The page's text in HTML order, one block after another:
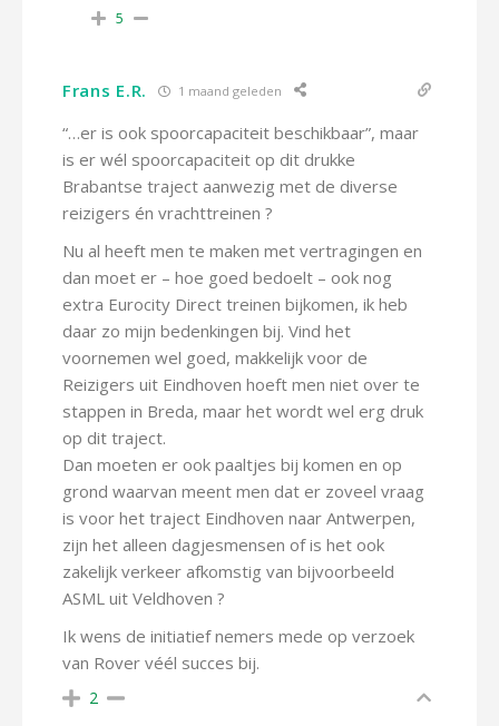
5
Frans E.R. 1 maand geleden
“…er is ook spoorcapaciteit beschikbaar”, maar
is er wél spoorcapaciteit op dit drukke
Brabantse traject aanwezig met de diverse
reizigers én vrachttreinen ?
Nu al heeft men te maken met vertragingen en
dan moet er – hoe goed bedoelt – ook nog
extra Eurocity Direct treinen bijkomen, ik heb
daar zo mijn bedenkingen bij. Vind het
voornemen wel goed, makkelijk voor de
Reizigers uit Eindhoven hoeft men niet over te
stappen in Breda, maar het wordt wel erg druk
op dit traject.
Dan moeten er ook paaltjes bij komen en op
grond waarvan meent men dat er zoveel vraag
is voor het traject Eindhoven naar Antwerpen,
zijn het alleen dagjesmensen of is het ook
zakelijk verkeer afkomstig van bijvoorbeeld
ASML uit Veldhoven ?
Ik wens de initiatief nemers mede op verzoek
van Rover véél succes bij.
2